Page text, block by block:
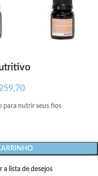
para nutrir seus fios
a lista de desejos